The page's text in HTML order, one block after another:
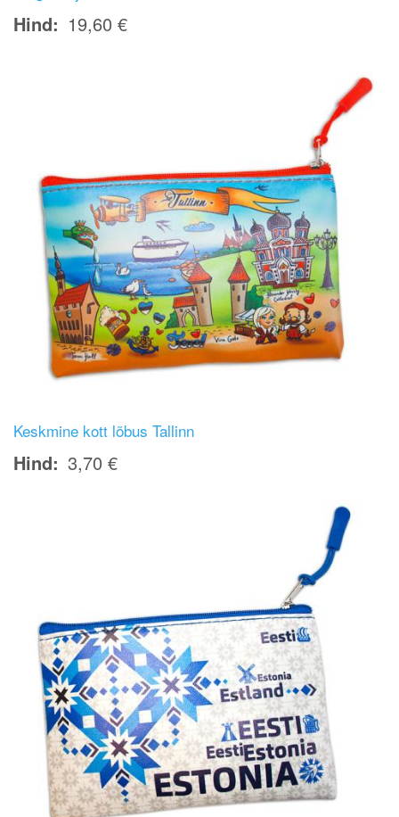
Hind 19,60 €
Keskmine kott lõbus Tallinn
Hind 3,70 €